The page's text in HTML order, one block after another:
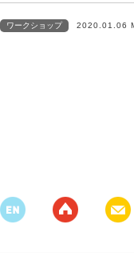
ワークショップ 2020.01.06